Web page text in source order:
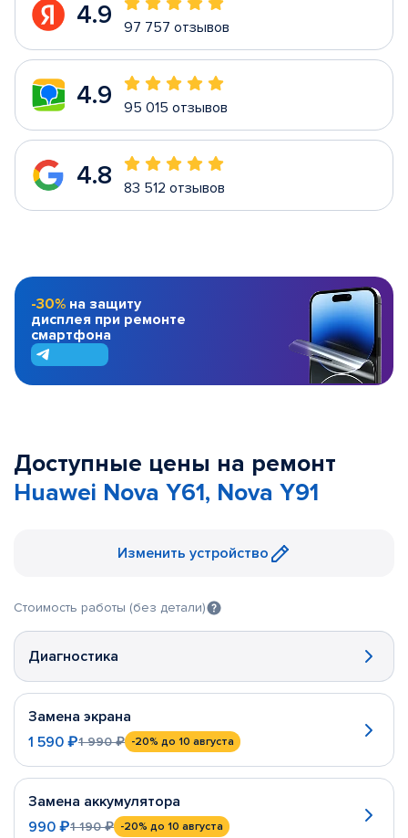
4.9 97 757 отзывов
4.9 95 015 отзывов
4.8 83 512 отзывов
-30% на защиту
дисплея при ремонте
смартфона
Доступные цены на ремонт
Huawei Nova Y61, Nova Y91
Изменить устройство
Стоимость работы (без детали)
Диагностика
Замена экрана
1 590 ₽1 990 ₽ -20% до 10 августа
Замена аккумулятора
990 ₽1 190 ₽ -20% до 10 августа